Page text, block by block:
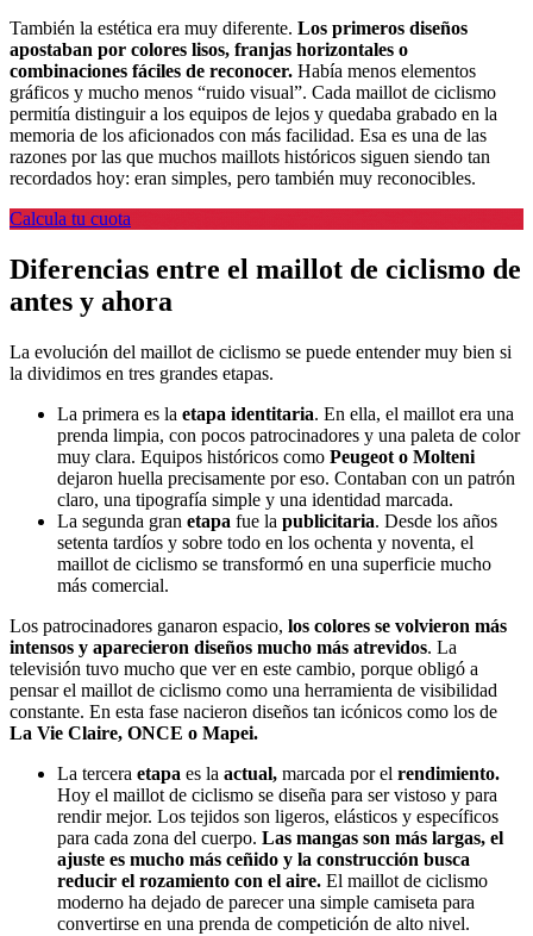
También la estética era muy diferente. Los primeros diseños
apostaban por colores lisos, franjas horizontales o
combinaciones fáciles de reconocer. Había menos elementos
gráficos y mucho menos “ruido visual”. Cada maillot de ciclismo
permitía distinguir a los equipos de lejos y quedaba grabado en la
memoria de los aficionados con más facilidad. Esa es una de las
razones por las que muchos maillots históricos siguen siendo tan
recordados hoy: eran simples, pero también muy reconocibles.
Calcula tu cuota
Diferencias entre el maillot de ciclismo de
antes y ahora
La evolución del maillot de ciclismo se puede entender muy bien si
la dividimos en tres grandes etapas.
La primera es la etapa identitaria. En ella, el maillot era una
prenda limpia, con pocos patrocinadores y una paleta de color
muy clara. Equipos históricos como Peugeot o Molteni
dejaron huella precisamente por eso. Contaban con un patrón
claro, una tipografía simple y una identidad marcada.
La segunda gran etapa fue la publicitaria. Desde los años
setenta tardíos y sobre todo en los ochenta y noventa, el
maillot de ciclismo se transformó en una superficie mucho
más comercial.
Los patrocinadores ganaron espacio, los colores se volvieron más
intensos y aparecieron diseños mucho más atrevidos. La
televisión tuvo mucho que ver en este cambio, porque obligó a
pensar el maillot de ciclismo como una herramienta de visibilidad
constante. En esta fase nacieron diseños tan icónicos como los de
La Vie Claire, ONCE o Mapei.
La tercera etapa es la actual, marcada por el rendimiento.
Hoy el maillot de ciclismo se diseña para ser vistoso y para
rendir mejor. Los tejidos son ligeros, elásticos y específicos
para cada zona del cuerpo. Las mangas son más largas, el
ajuste es mucho más ceñido y la construcción busca
reducir el rozamiento con el aire. El maillot de ciclismo
moderno ha dejado de parecer una simple camiseta para
convertirse en una prenda de competición de alto nivel.